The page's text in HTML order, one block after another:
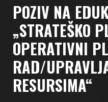
POZIV NA
„STRATEŠKO
OPERATIVNI
RAD/
RESURSIMA“